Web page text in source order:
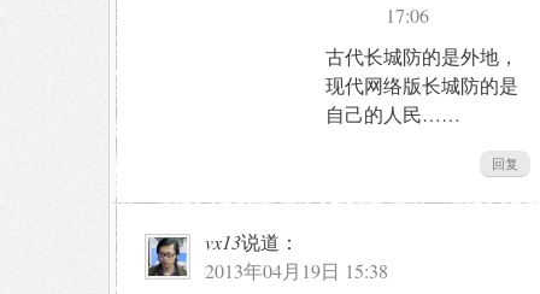
17:06
古代长城防的是外地，
现代网络版长城防的是
自己的人民……
回复
vx13说道：
2013年04月19日 15:38